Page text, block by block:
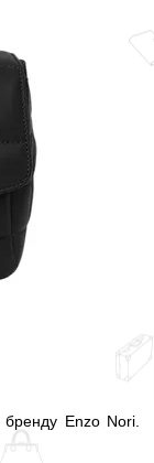
Enzo Nori.